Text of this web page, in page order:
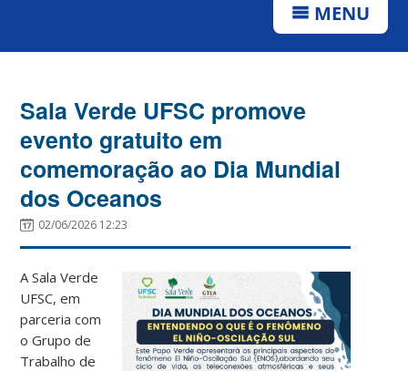
MENU
Sala Verde UFSC promove
evento gratuito em
comemoração ao Dia Mundial
dos Oceanos
02/06/2026 12:23
A Sala Verde
UFSC, em
parceria com
o Grupo de
Trabalho de